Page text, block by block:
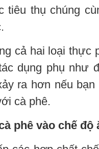
tiêu thụ chúng
cả hai loại thực
dụng phụ như
ra hơn nếu
cà phê.
phê vào chế độ